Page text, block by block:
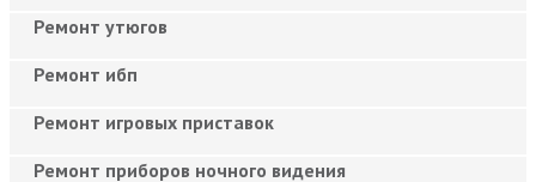
Ремонт утюгов
Ремонт ибп
Ремонт игровых приставок
Ремонт приборов ночного видения